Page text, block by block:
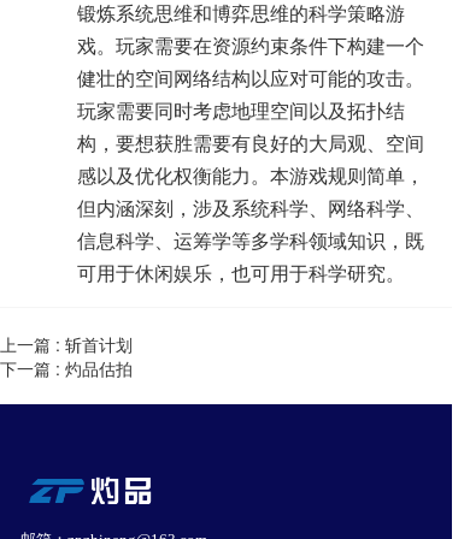
锻炼系统思维和博弈思维的科学策略游
戏。玩家需要在资源约束条件下构建一个
健壮的空间网络结构以应对可能的攻击。
玩家需要同时考虑地理空间以及拓扑结
构，要想获胜需要有良好的大局观、空间
感以及优化权衡能力。本游戏规则简单，
但内涵深刻，涉及系统科学、网络科学、
信息科学、运筹学等多学科领域知识，既
可用于休闲娱乐，也可用于科学研究。
上一篇 : 斩首计划
下一篇 : 灼品估拍